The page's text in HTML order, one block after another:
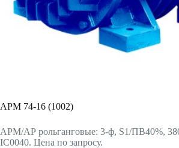
APM 74-16 (1002)
АРМ/АР рольганговые: 3-ф, S1/ПВ40%,
IC0040. Цена по запросу.